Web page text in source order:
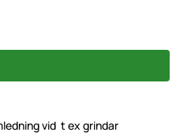
vid t ex grindar